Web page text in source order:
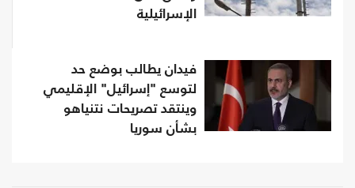
الإسرائيلية
فيدان يطالب بوضع حد
لتوسع "إسرائيل" الإقليمي
وينتقد تصريحات نتنياهو
بشأن سوريا